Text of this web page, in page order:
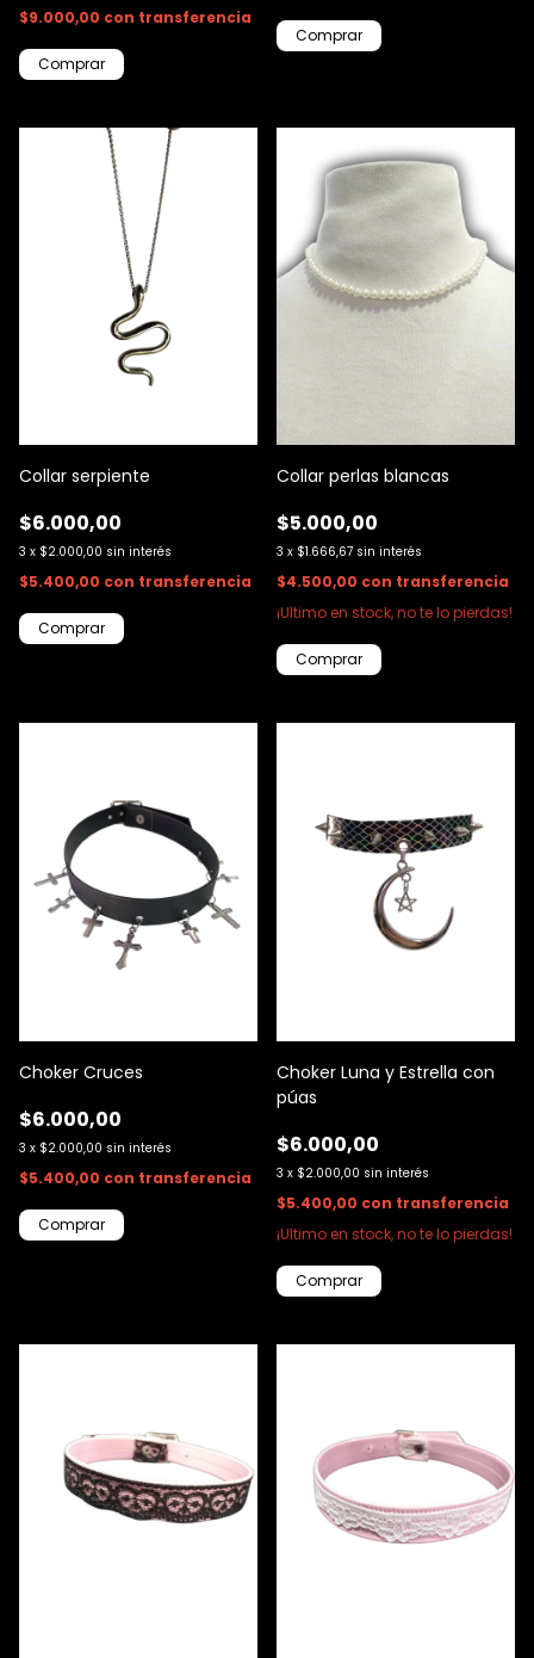
$9.000,00 con transferencia
Comprar
Collar serpiente
$6.000,00
3 x $2.000,00 sin interés
$5.400,00 con transferencia
Collar perlas blancas
$5.000,00
3 x $1.666,67 sin interés
$4.500,00 con transferencia
¡Ultimo en stock, no te lo pierdas!
Choker Cruces
$6.000,00
3 x $2.000,00 sin interés
$5.400,00 con transferencia
Choker Luna y Estrella con
púas
$6.000,00
3 x $2.000,00 sin interés
$5.400,00 con transferencia
¡Ultimo en stock, no te lo pierdas!